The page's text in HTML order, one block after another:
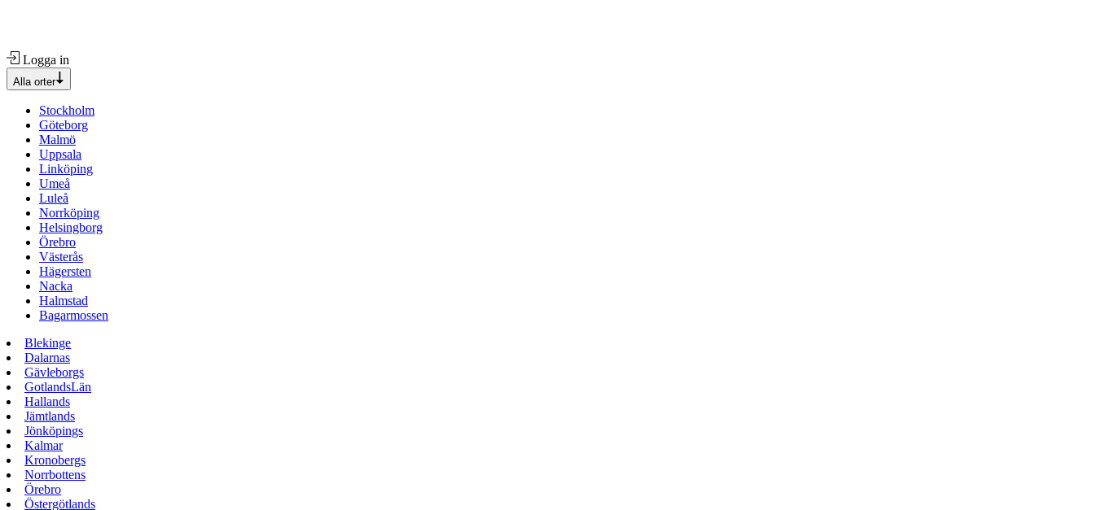
Logga in
Alla orter
Stockholm
Göteborg
Malmö
Uppsala
Linköping
Umeå
Luleå
Norrköping
Helsingborg
Örebro
Västerås
Hägersten
Nacka
Halmstad
Bagarmossen
Blekinge
Dalarnas
Gävleborgs
GotlandsLän
Hallands
Jämtlands
Jönköpings
Kalmar
Kronobergs
Norrbottens
Örebro
Östergötlands